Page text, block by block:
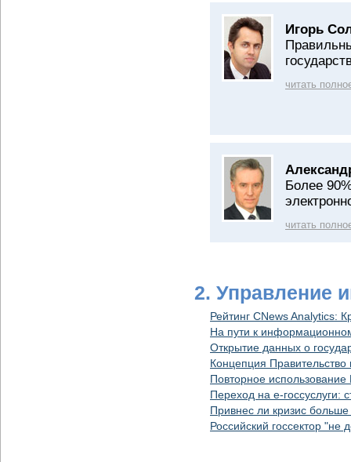
Игорь
читать
Более
читать
2. Управление
Рейтинг CNews Analytics:
На пути к
Открытие данных о
Концепция
Повторное использование
Переход на e-госсуслуги:
Привнес ли кризис больше
Российский госсектор "не